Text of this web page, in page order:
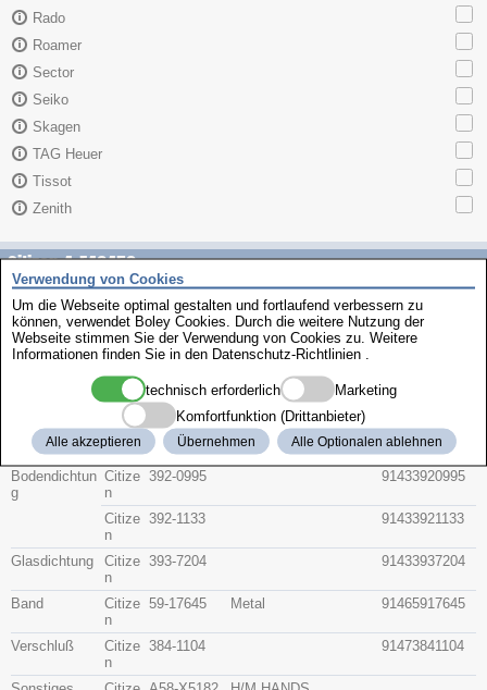
Rado
Roamer
Sector
Seiko
Skagen
TAG Heuer
Tissot
Zenith
Citizen 4-F46452
Gruppe HerstellerTeile-Nr. Beschreibung Artikel-Nr.
Citize
n
54-73760F
(54-73970F SAPPHIR
91415473760F
Krone
Citize
n
506-A920A
9142506A920
A
Bodendichtun
g
Citize
n
392-0995 91433920995
Citize
n
392-1133 91433921133
Glasdichtung
Citize
n
393-7204 91433937204
Band
Citize
n
59-17645 Metal 91465917645
Verschluß
Citize
n
384-1104 91473841104
Verwendung von Cookies
Um die Webseite optimal gestalten und fortlaufend verbessern zu
können, verwendet Boley Cookies. Durch die weitere Nutzung der
Webseite stimmen Sie der Verwendung von Cookies zu. Weitere
Informationen finden Sie in den Datenschutz-Richtlinien
technisch erforderlich
Marketing
Komfortfunktion (Drittanbieter)
Alle akzeptieren Übernehmen Alle Optionalen ablehnen